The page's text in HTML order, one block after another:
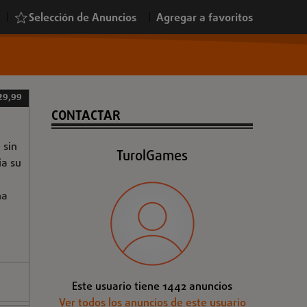
Selección de Anuncios Agregar a favoritos
su
CONTACTAR
TurolGames
Este usuario tiene 1442 anuncios
Ver todos los anuncios de este usuario